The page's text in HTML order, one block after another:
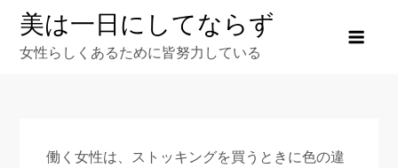
Skip
content
美は一日にしてならず
女性らしくあるために皆努力している
働く女性は、ストッキングを買うときに色の違